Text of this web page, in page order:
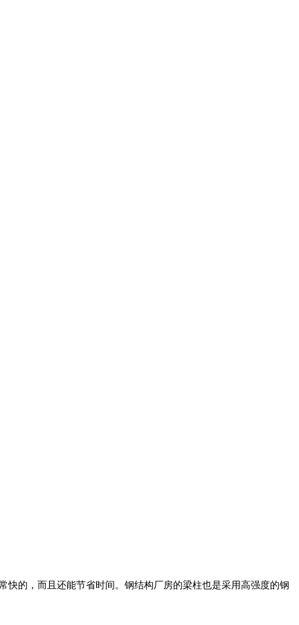
快的，而且还能节省时间。钢结构厂房的梁柱也是采用高强度的钢